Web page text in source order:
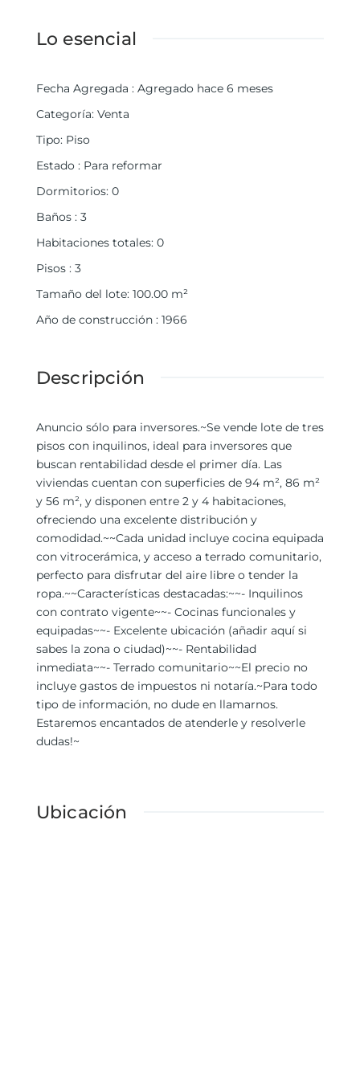
Lo esencial
Fecha Agregada : Agregado hace 6 meses
Categoría: Venta
Tipo: Piso
Estado : Para reformar
Dormitorios: 0
Baños : 3
Habitaciones totales: 0
Pisos : 3
Tamaño del lote: 100.00 m²
Año de construcción : 1966
Descripción
Anuncio sólo para inversores.~Se vende lote de tres
pisos con inquilinos, ideal para inversores que
buscan rentabilidad desde el primer día. Las
viviendas cuentan con superficies de 94 m², 86 m²
y 56 m², y disponen entre 2 y 4 habitaciones,
ofreciendo una excelente distribución y
comodidad.~~Cada unidad incluye cocina equipada
con vitrocerámica, y acceso a terrado comunitario,
perfecto para disfrutar del aire libre o tender la
ropa.~~Características destacadas:~~- Inquilinos
con contrato vigente~~- Cocinas funcionales y
equipadas~~- Excelente ubicación (añadir aquí si
sabes la zona o ciudad)~~- Rentabilidad
inmediata~~- Terrado comunitario~~El precio no
incluye gastos de impuestos ni notaría.~Para todo
tipo de información, no dude en llamarnos.
Estaremos encantados de atenderle y resolverle
dudas!~
Ubicación